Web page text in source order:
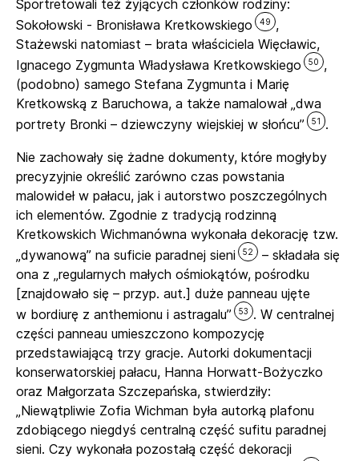
Sportretowali też żyjących członków rodziny:
Sokołowski - Bronisława Kretkowskiego
49
,
Stażewski natomiast – brata właściciela Więcławic,
Ignacego Zygmunta Władysława Kretkowskiego
50
,
(podobno) samego Stefana Zygmunta i Marię
Kretkowską z Baruchowa, a także namalował „dwa
portrety Bronki – dziewczyny wiejskiej w słońcu”
51
.
Nie zachowały się żadne dokumenty, które mogłyby
precyzyjnie określić zarówno czas powstania
malowideł w pałacu, jak i autorstwo poszczególnych
ich elementów. Zgodnie z tradycją rodzinną
Kretkowskich Wichmanówna wykonała dekorację tzw.
„dywanową” na suficie paradnej sieni
52
– składała się
ona z „regularnych małych ośmiokątów, pośrodku
[znajdowało się – przyp. aut.] duże panneau ujęte
w bordiurę z anthemionu i astragalu”
53
. W centralnej
części panneau umieszczono kompozycję
przedstawiającą trzy gracje. Autorki dokumentacji
konserwatorskiej pałacu, Hanna Horwatt-Bożyczko
oraz Małgorzata Szczepańska, stwierdziły:
„Niewątpliwie Zofia Wichman była autorką plafonu
zdobiącego niegdyś centralną część sufitu paradnej
sieni. Czy wykonała pozostałą część dekoracji